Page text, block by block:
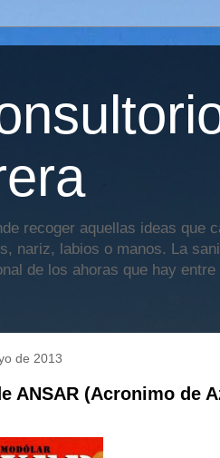
recoger aquellas ideas que
nariz, labios o manos. La
de los ahoras que hay
de 2013
ANSAR (Acronimo de